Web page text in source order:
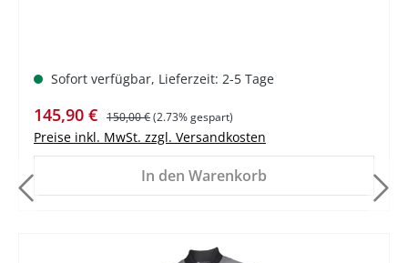
Sofort verfügbar, Lieferzeit: 2-5 Tage
Verkaufspreis:
145,90 € Regulärer Preis:
150,00 €(2.73% gespart)
Preise inkl. MwSt. zzgl. Versandkosten
In den Warenkorb